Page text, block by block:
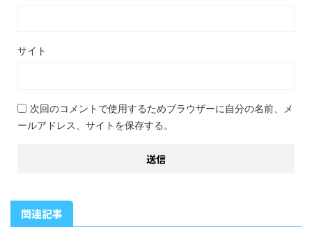
サイト
次回のコメントで使用するためブラウザーに自分の名前、メ
ールアドレス、サイトを保存する。
関連記事